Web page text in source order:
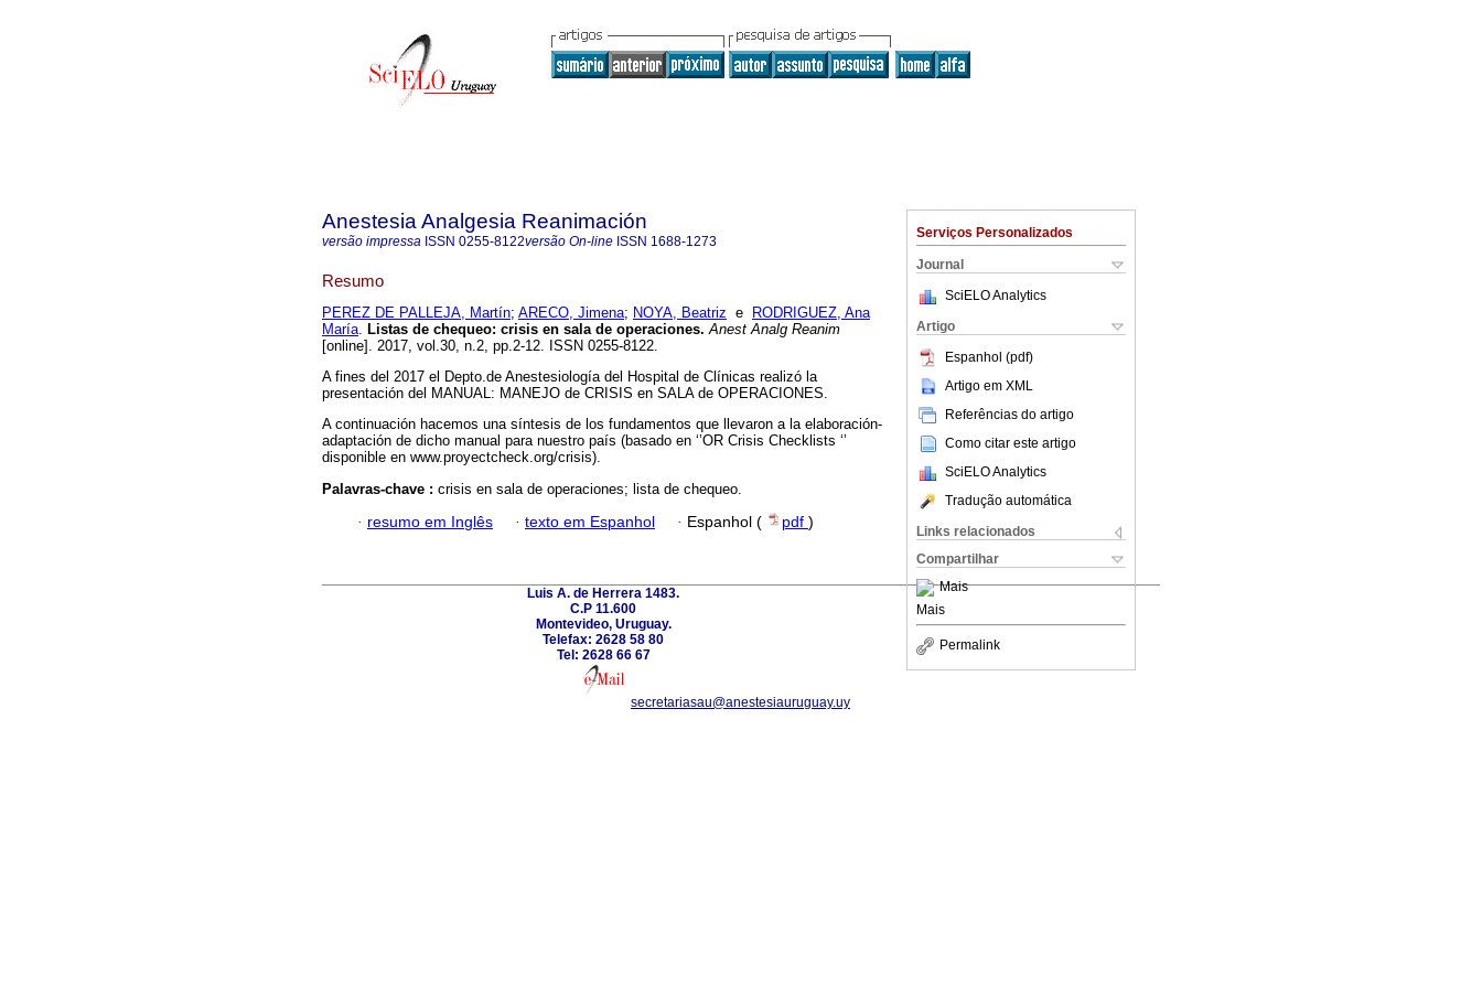
Serviços Personalizados
Journal
SciELO Analytics
Artigo
Espanhol (pdf)
Artigo em XML
Referências do artigo
Como citar este artigo
SciELO Analytics
Tradução automática
Links relacionados
Compartilhar
Mais
Mais
Permalink
Anestesia Analgesia Reanimación
versão impressa ISSN 0255-8122versão On-line ISSN 1688-1273
Resumo
PEREZ DE PALLEJA, Martín; ARECO, Jimena; NOYA, Beatriz e
RODRIGUEZ, Ana
María. Listas de chequeo: crisis en sala de operaciones. Anest Analg Reanim
[online]. 2017, vol.30, n.2, pp.2-12. ISSN 0255-8122.
A fines del 2017 el Depto.de Anestesiología del Hospital de Clínicas realizó la
presentación del MANUAL: MANEJO de CRISIS en SALA de OPERACIONES.
A continuación hacemos una síntesis de los fundamentos que llevaron a la elaboración-
adaptación de dicho manual para nuestro país (basado en ‘’OR Crisis Checklists ‘’
disponible en www.proyectcheck.org/crisis).
Palavras-chave : crisis en sala de operaciones; lista de chequeo.
· resumo em Inglês · texto em Espanhol · Espanhol ( pdf )
Luis A. de Herrera 1483.
C.P 11.600
Montevideo, Uruguay.
Telefax: 2628 58 80
Tel: 2628 66 67
secretariasau@anestesiauruguay.uy